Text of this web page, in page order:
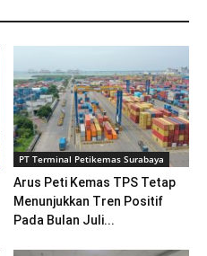
PT Terminal Petikemas Surabaya
Arus Peti Kemas TPS Tetap
Menunjukkan Tren Positif
Pada Bulan Juli...